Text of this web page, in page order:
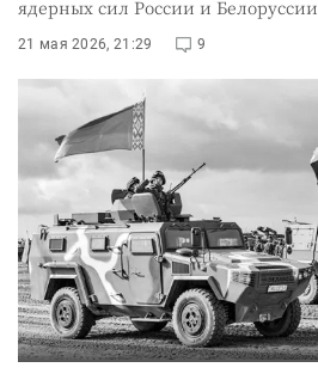
ядерных сил России и Белоруссии
21 мая 2026, 21:29 9